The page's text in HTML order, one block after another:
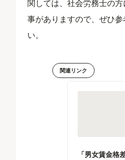
関しては、社会労務士の
事がありますので、ぜひ
い。
関連リンク
「男女賃金格